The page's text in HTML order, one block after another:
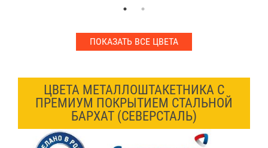
ПОКАЗАТЬ ВСЕ ЦВЕТА
ЦВЕТА МЕТАЛЛОШТАКЕТНИКА С
ПРЕМИУМ ПОКРЫТИЕМ СТАЛЬНОЙ
БАРХАТ (СЕВЕРСТАЛЬ)